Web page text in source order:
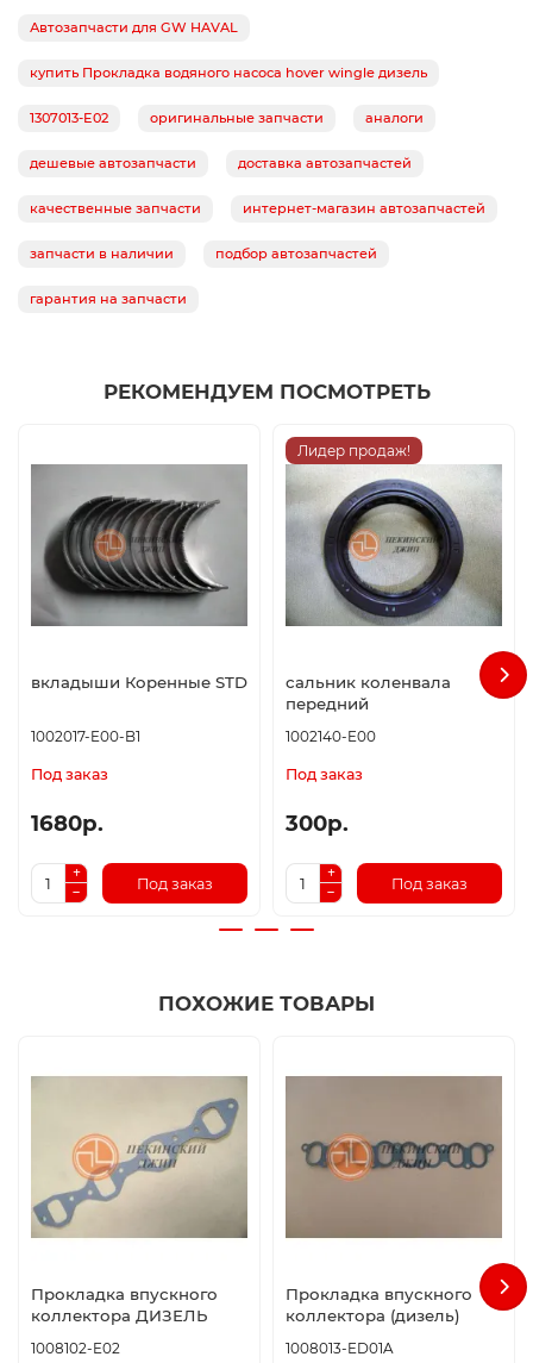
Автозапчасти для GW HAVAL
купить Прокладка водяного насоса hover wingle дизель
1307013-E02 оригинальные запчасти аналоги
дешевые автозапчасти доставка автозапчастей
качественные запчасти интернет-магазин автозапчастей
запчасти в наличии подбор автозапчастей
гарантия на запчасти
РЕКОМЕНДУЕМ ПОСМОТРЕТЬ
вкладыши Коренные STD
1002017-E00-B1
Под заказ
1680р.
Под заказ
Лидер продаж!
сальник коленвала
передний
1002140-E00
Под заказ
300р.
Под заказ
ПОХОЖИЕ ТОВАРЫ
Прокладка впускного
коллектора ДИЗЕЛЬ
1008102-E02
Прокладка впускного
коллектора (дизель)
1008013-ED01A